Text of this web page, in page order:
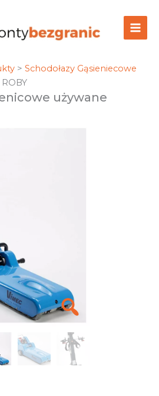
> Schodołazy Gąsieniecowe
używane